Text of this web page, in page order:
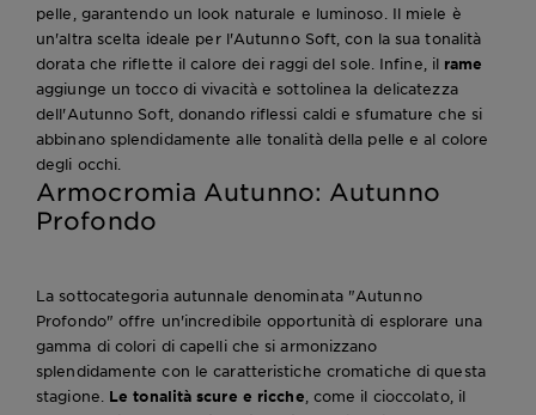
pelle, garantendo un look naturale e luminoso. Il miele è
un'altra scelta ideale per l'Autunno Soft, con la sua tonalità
dorata che riflette il calore dei raggi del sole. Infine, il rame
aggiunge un tocco di vivacità e sottolinea la delicatezza
dell'Autunno Soft, donando riflessi caldi e sfumature che si
abbinano splendidamente alle tonalità della pelle e al colore
degli occhi.
Armocromia Autunno: Autunno
Profondo
La sottocategoria autunnale denominata "Autunno
Profondo" offre un'incredibile opportunità di esplorare una
gamma di colori di capelli che si armonizzano
splendidamente con le caratteristiche cromatiche di questa
stagione. Le tonalità scure e ricche , come il cioccolato, il